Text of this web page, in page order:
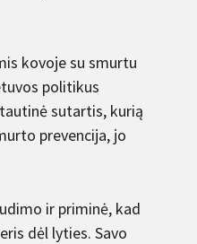
kovoje su smurtu
politikus
sutartis, kurią
prevencija, jo
ir priminė, kad
dėl lyties. Savo